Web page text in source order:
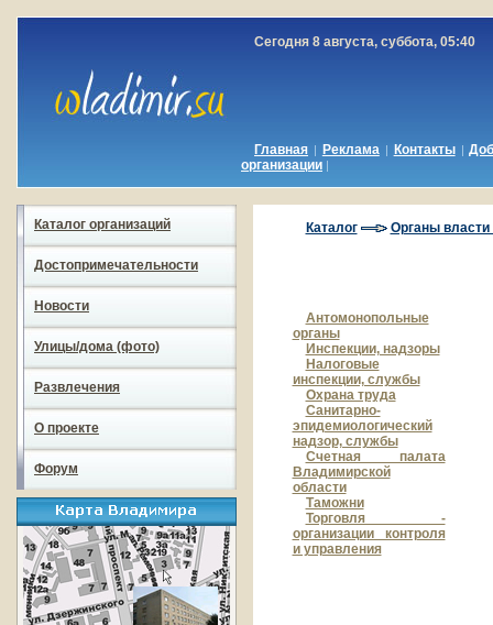
Сегодня 8 августа, суббота, 05:40
Главная | Реклама | Контакты|
организации |
Каталог организаций
Достопримечательности
Новости
Улицы/дома (фото)
Развлечения
О проекте
Форум
Каталог Органы власти
Антомонопольные
органы
Инспекции, надзоры
Налоговые
инспекции, службы
Охрана труда
Санитарно-
эпидемиологический
надзор, службы
Счетная палата
Владимирской
области
Таможни
Торговля -
организации контроля
и управления